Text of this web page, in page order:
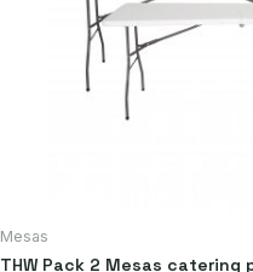
Mesas
THW Pack 2 Mesas